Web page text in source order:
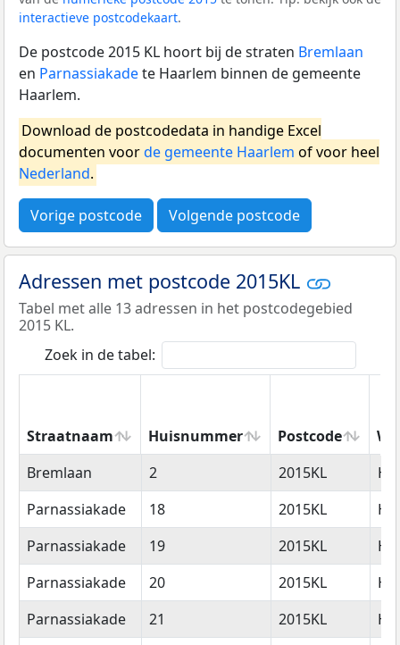
interactieve postcodekaart.
De postcode 2015 KL hoort bij de straten Bremlaan
en Parnassiakadete Haarlem binnen de gemeente
Haarlem.
Download de postcodedata in handige Excel
documenten voorde gemeente Haarlem of voor heel
Nederland.
Vorige postcode Volgende postcode
Adressen met postcode 2015KL
Tabel met alle 13 adressen in het postcodegebied
2015 KL.
Zoek in de tabel:
Straatnaam Huisnummer Postcode
Straatnaam
Huisnummer Postcode
Bremlaan 2 2015KL
Parnassiakade
18 2015KL
Parnassiakade
19 2015KL
Parnassiakade
20 2015KL
Parnassiakade
21 2015KL